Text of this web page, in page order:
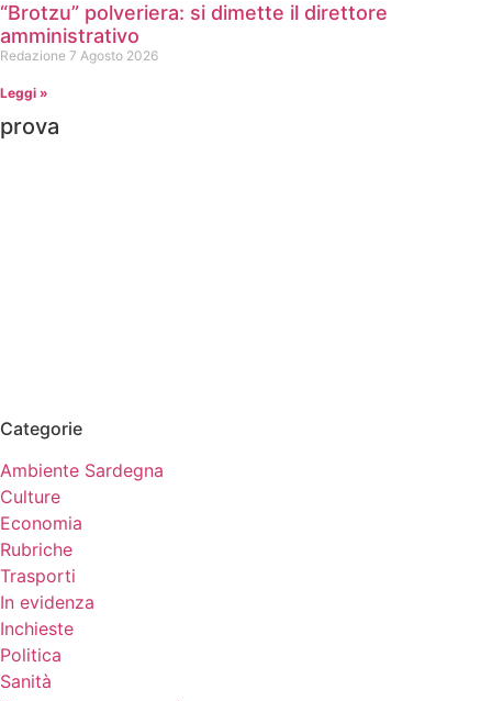
“Brotzu” polveriera: si dimette il direttore
amministrativo
Redazione 7 Agosto 2026
Leggi »
prova
Categorie
Ambiente Sardegna
Culture
Economia
Rubriche
Trasporti
In evidenza
Inchieste
Politica
Sanità